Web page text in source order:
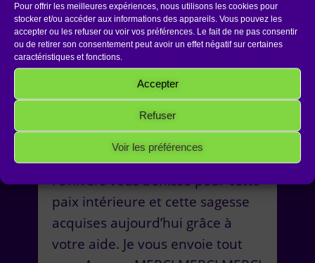
Pour offrir les meilleures expériences, nous utilisons les cookies pour
stocker et/ou accéder aux informations des appareils. Vous pouvez les
accepter ou les refuser ou voir vos préférences. Le fait de ne pas consentir
ou de retirer son consentement peut avoir un effet négatif sur certaines
caractéristiques et fonctions.
Accepter
Refuser
Voir les préférences
individualiste » et j’en suis
reconnaissante ! Vous m’avez
transmis beaucoup d’outils
durant ce weekend, et je compte
d’ailleurs m’en servir tous les
jours. Vous avez changé ma vie,
et la vie de beaucoup d’autres
personnes ici présentes. Que
l’Univers vous bénisse pour cette
paix intérieure et cette sagesse
acquises aujourd’hui grâce à
votre aide. Je vous envoie tout